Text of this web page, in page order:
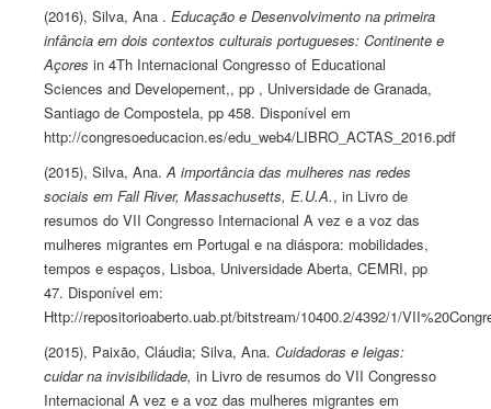
(2016), Silva, Ana .Educação e Desenvolvimento na primeira
infância em dois contextos culturais portugueses: Continente e
Açoresin 4Th Internacional Congresso of Educational
Sciences and Developement,, pp , Universidade de Granada,
Santiago de Compostela, pp 458. Disponível em
http://congresoeducacion.es/edu_web4/LIBRO_ACTAS_2016.pdf
(2015), Silva, Ana.A importância das mulheres nas redes
sociais em Fall River, Massachusetts, E.U.A., in Livro de
resumos do VII Congresso Internacional A vez e a voz das
mulheres migrantes em Portugal e na diáspora: mobilidades,
tempos e espaços, Lisboa, Universidade Aberta, CEMRI, pp
47. Disponível em:
Http://repositorioaberto.uab.pt/bitstream/10400.2/4392/1/
(2015), Paixão, Cláudia; Silva, Ana.Cuidadoras e leigas:
cuidar na invisibilidade, in Livro de resumos do VII Congresso
Internacional A vez e a voz das mulheres migrantes em